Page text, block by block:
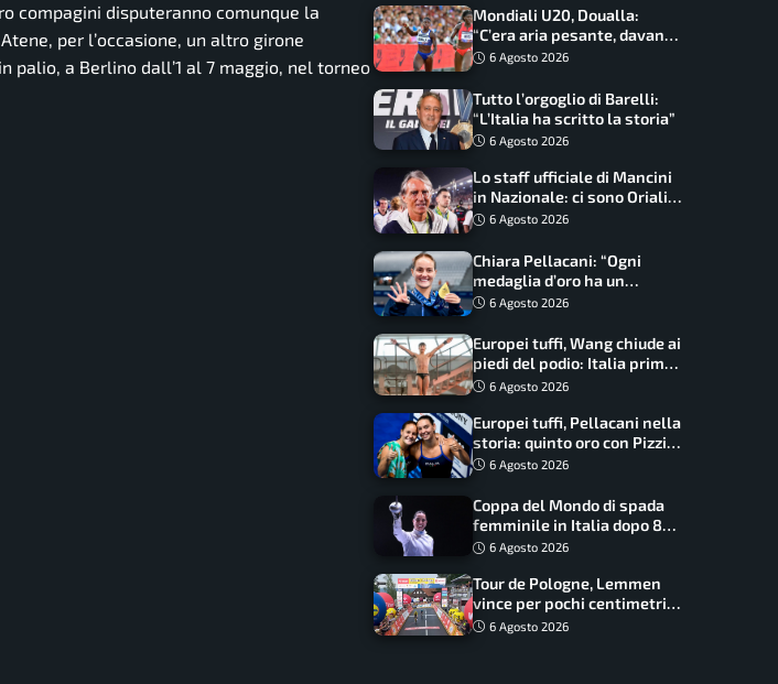
compagini disputeranno comunque la
per l’occasione, un altro girone
a Berlino dall’1 al 7 maggio, nel torneo
Mondiali U20, Doualla:
“C’era aria pesante, davano
le mascherine! Finale? Non
6 Agosto 2026
Tutto l’orgoglio di Barelli:
“L’Italia ha scritto la storia”
6 Agosto 2026
Lo staff ufficiale di Mancini
in Nazionale: ci sono Oriali e
Bonucci, confermato un
6 Agosto 2026
Chiara Pellacani: “Ogni
medaglia d’oro ha un
significato diverso. Ho fatto
6 Agosto 2026
Europei tuffi, Wang chiude ai
piedi del podio: Italia prima
nel medagliere
6 Agosto 2026
Europei tuffi, Pellacani nella
storia: quinto oro con Pizzini
nel sincro da 3 metri
6 Agosto 2026
Coppa del Mondo di spada
femminile in Italia dopo 8
anni, Alberta Santuccio: “Il
frutti”
6 Agosto 2026
Tour de Pologne, Lemmen
vince per pochi centimetri
su Scaroni: maxi-caduta e
6 Agosto 2026